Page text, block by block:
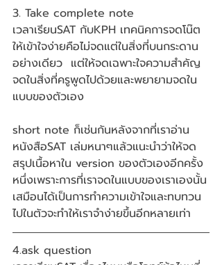
3. Take complete note
เวลาเรียนSAT กับKPH เทคนิคการจดโน๊ต
ให้เข้าใจง่ายคือไม่จดแต่ในสิ่งที่บนกระดาน
อย่างเดียว  แต่ให้จดเฉพาะใจความสำคัญ
จดในสิ่งที่ครูพูดไปด้วยและพยายามจดใน
แบบของตัวเอง
short note ก็เช่นกันหลังจากที่เราอ่าน
หนังสือSAT เล่มหนาๆแล้วแนะนำว่าให้จด
สรุปเนื้อหาใน version ของตัวเองอีกครั้ง
หนึ่งเพราะการที่เราจดในแบบของเราเองนั้น
เสมือนได้เป็นการทำความเข้าใจและทบทวน
ไปในตัวจะทำให้เราจำง่ายขึ้นอีกหลายเท่า
4.ask question